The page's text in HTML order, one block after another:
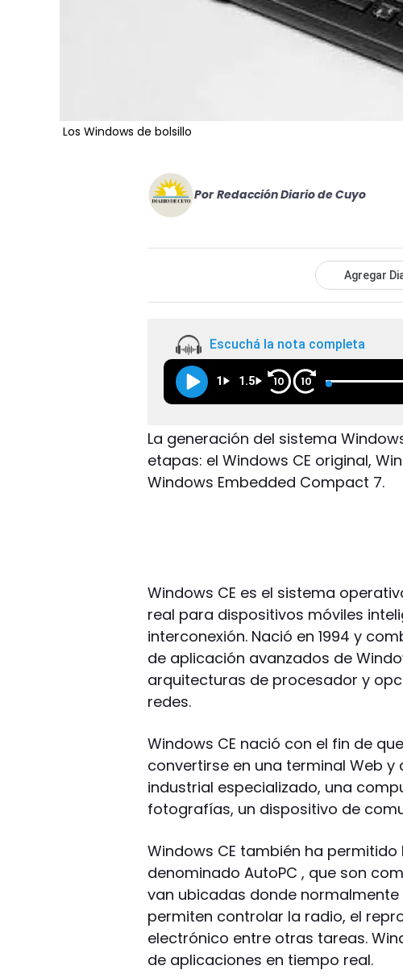
Los Windows de bolsillo
Por Redacción Diario de Cuyo
Agregar
Escuchá la nota completa
1 1.5 10 10
La generación del sistema
etapas: el Windows CE original,
Windows Embedded Compact 7.
Windows CE es el sistema
real para dispositivos móviles
interconexión. Nació en 1994 y
de aplicación avanzados de
arquitecturas de procesador y
redes.
Windows CE nació con el fin de
convertirse en una terminal Web
industrial especializado, una
fotografías, un dispositivo de
Windows CE también ha
denominado AutoPC , que son
van ubicadas donde
permiten controlar la radio, el
electrónico entre otras tareas.
de aplicaciones en tiempo real.